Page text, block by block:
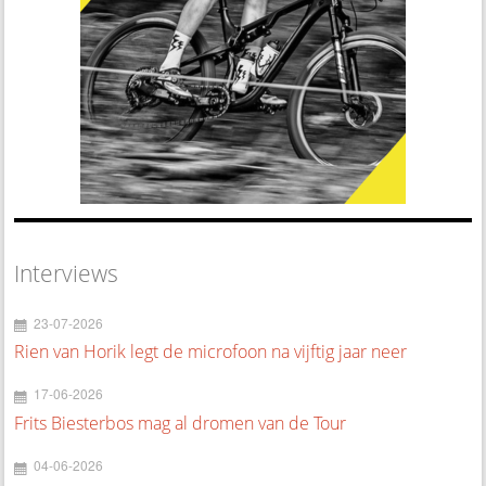
Interviews
23-07-2026
Rien van Horik legt de microfoon na vijftig jaar neer
17-06-2026
Frits Biesterbos mag al dromen van de Tour
04-06-2026